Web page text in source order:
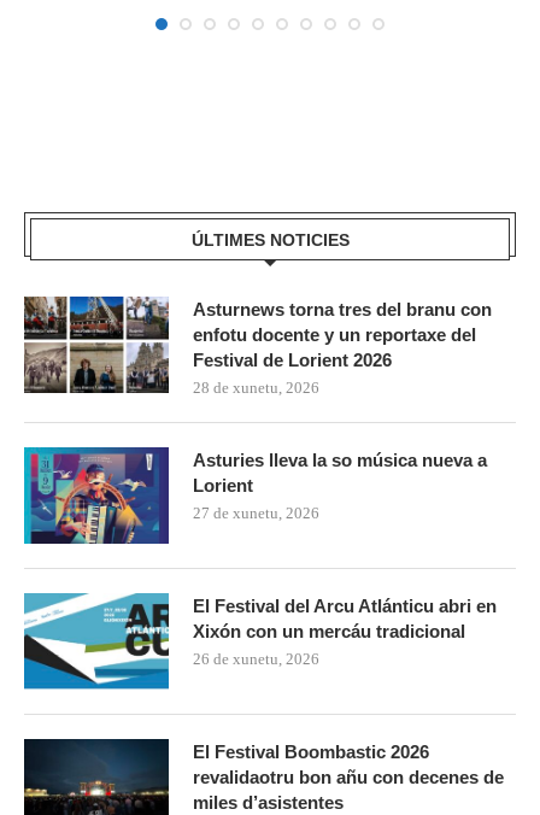
ÚLTIMES NOTICIES
Asturnews torna tres del branu con
enfotu docente y un reportaxe del
Festival de Lorient 2026
28 de xunetu, 2026
Asturies lleva la so música nueva a
Lorient
27 de xunetu, 2026
El Festival del Arcu Atlánticu abri en
Xixón con un mercáu tradicional
26 de xunetu, 2026
El Festival Boombastic 2026
revalidaotru bon añu con decenes de
miles d’asistentes